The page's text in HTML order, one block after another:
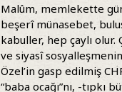
Malûm, memlekette
beşerî münasebet,
kabuller, hep çaylı olur.
ve siyasî
Özel’in gasp edilmiş
“baba ocağı”nı, -tıpkı